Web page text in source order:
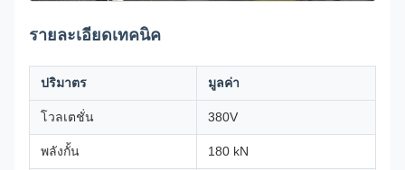
รายละเอียดเทคนิค
ปริมาตร มูลค่า
โวลเตชั่น 380V
พลังกั้น 180 kN